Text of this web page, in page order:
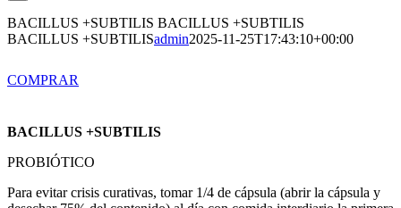
BACILLUS +SUBTILIS BACILLUS +SUBTILIS
BACILLUS +SUBTILISadmin2025-11-25T17:43:10+00:00
COMPRAR
BACILLUS +SUBTILIS
PROBIÓTICO
Para evitar crisis curativas, tomar 1/4 de cápsula (abrir la cápsula y